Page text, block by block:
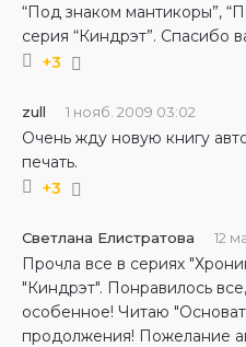
“Под знаком мантикоры”,
серия “Киндрэт”. Спасибо
+3
zull 1 нояб. 2009 03:02
Очень жду новую книгу
печать.
+3
Светлана Елистратова 12
Прочла все в сериях
"Киндрэт". Понравилось
особенное! Читаю
продолжения! Пожелание